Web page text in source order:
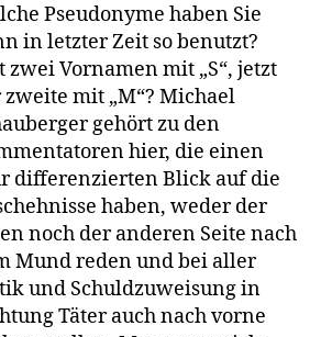
Pseudonyme haben Sie
in letzter Zeit so benutzt?
zwei Vornamen mit „S“, jetzt
zweite mit „M“? Michael
gehört zu den
hier, die einen
differenzierten Blick auf die
haben, weder der
noch der anderen Seite nach
Mund reden und bei aller
und Schuldzuweisung in
Täter auch nach vorne